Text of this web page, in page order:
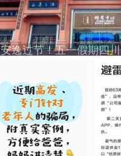
安逸过节！五一假期四川